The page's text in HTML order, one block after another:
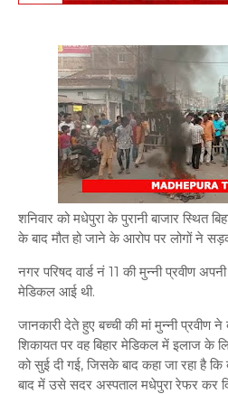
शनिवार को मधेपुरा के पुरानी बाजार स्थित
के बाद मौत हो जाने के आरोप पर लोगों ने
नगर परिषद वार्ड नं 11 की मुन्नी प्रवीण
मेडिकल आई थी.
जानकारी देते हुए बच्ची की मां मुन्नी प्रवीण ने
शिकायत पर वह बिहार मेडिकल में इलाज के
को सुई दी गई, जिसके बाद कहा जा रहा है
बाद में उसे सदर अस्पताल मधेपुरा रेफर कर